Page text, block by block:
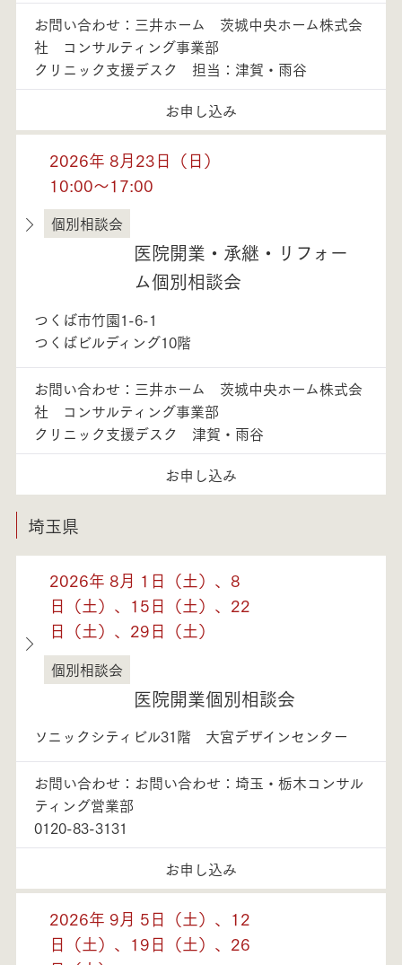
お問い合わせ：三井ホーム 茨城中央ホーム株式会
社 コンサルティング事業部
クリニック支援デスク 担当：津賀・雨谷
お申し込み
2026年 8月23日（日）
10:00～17:00
茨城県
個別相談会
医院開業・承継・リフォー
ム個別相談会
つくば市竹園1-6-1
つくばビルディング10階
お問い合わせ：三井ホーム 茨城中央ホーム株式会
社 コンサルティング事業部
クリニック支援デスク 津賀・雨谷
お申し込み
埼玉県
2026年 8月 1日（土）、8
日（土）、15日（土）、22
日（土）、29日（土）
埼玉県
個別相談会
医院開業個別相談会
ソニックシティビル31階 大宮デザインセンター
お問い合わせ：お問い合わせ：埼玉・栃木コンサル
ティング営業部
0120-83-3131
お申し込み
2026年 9月 5日（土）、12
日（土）、19日（土）、26